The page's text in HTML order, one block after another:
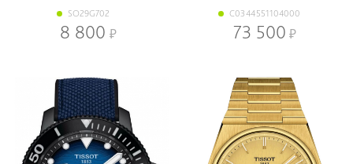
SO29G702
8 800
C0344551104000
73 500